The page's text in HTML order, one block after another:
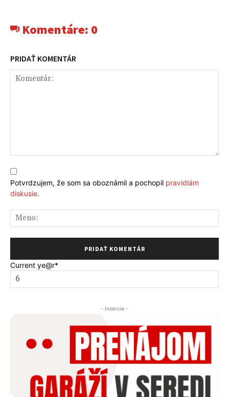
Komentáre: 0
PRIDAŤ KOMENTÁR
Potvrdzujem, že som sa oboznámil a pochopil pravidlám
diskusie.
Current ye@r*
- Inzercia -